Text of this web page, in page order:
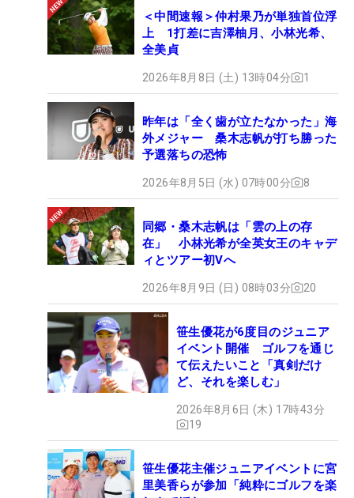
＜中間速報＞仲村果乃が単独首位浮
上 1打差に吉澤柚月、小林光希、
全美貞
2026年8月8日 (土) 13時04分 1
昨年は「全く歯が立たなかった」海
外メジャー 桑木志帆が打ち勝った
予選落ちの恐怖
2026年8月5日 (水) 07時00分 8
同郷・桑木志帆は「雲の上の存
在」 小林光希が全英女王のキャデ
ィとツアー初Vへ
2026年8月9日 (日) 08時03分 20
笹生優花が6度目のジュニア
イベント開催 ゴルフを通じ
て伝えたいこと「真剣だけ
ど、それを楽しむ」
2026年8月6日 (木) 17時43分
19
笹生優花主催ジュニアイベントに宮
里美香らが参加「純粋にゴルフを楽